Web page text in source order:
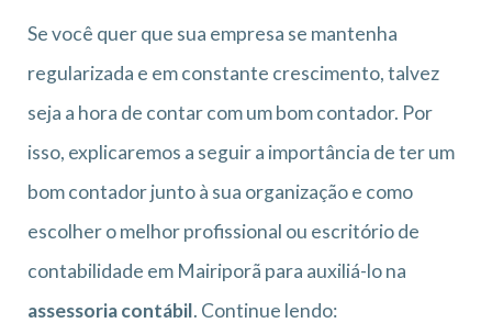
Se você quer que sua empresa se mantenha
regularizada e em constante crescimento, talvez
seja a hora de contar com um bom contador. Por
isso, explicaremos a seguir a importância de ter um
bom contador junto à sua organização e como
escolher o melhor profissional ou escritório de
contabilidade em Mairiporã para auxiliá-lo na
assessoria contábil. Continue lendo: